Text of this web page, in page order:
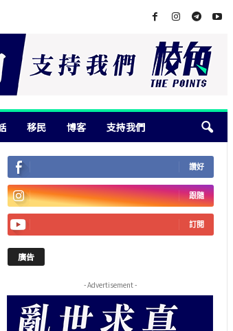
移民 博客 支持我們
讚好
跟隨
訂閱
廣告
- Advertisement -